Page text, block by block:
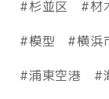
杉並区
材
模型
横浜
浦東空港